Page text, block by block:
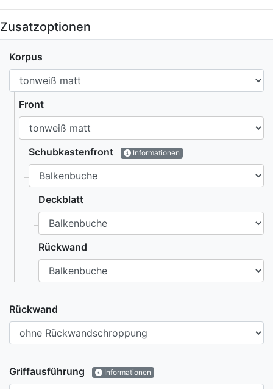
Zusatzoptionen
Korpus
Front
Schubkastenfront Informationen
Deckblatt
Rückwand
Rückwand
Griffausführung Informationen